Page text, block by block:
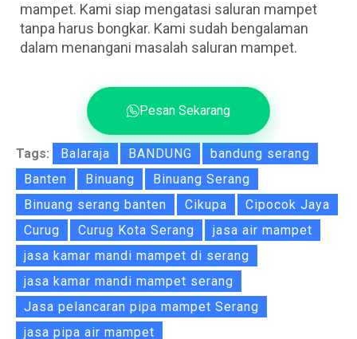
mampet. Kami siap mengatasi saluran mampet
tanpa harus bongkar. Kami sudah bengalaman
dalam menangani masalah saluran mampet.
Pesan Sekarang
Tags: Balaraja BANDUNG
bandung serang
Banten
Binuang
Binuang Serang
Binuang serang banten
Cikupa
Cipocok Jaya
Curug
Curug Kota Serang
jasa air mampet
jasa kamar mandi mampet di serang
jasa kamar mandi mampet serang
Jasa pelancaran pipa mampet Serang
jasa pipa air mampet